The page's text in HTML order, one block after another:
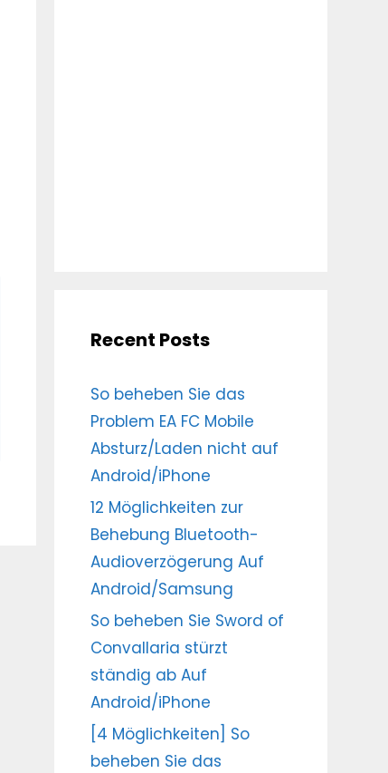
Recent Posts
So beheben Sie das
Problem EA FC Mobile
Absturz/Laden nicht auf
Android/iPhone
12 Möglichkeiten zur
Behebung Bluetooth-
Audioverzögerung Auf
Android/Samsung
So beheben Sie Sword of
Convallaria stürzt
ständig ab Auf
Android/iPhone
[4 Möglichkeiten] So
beheben Sie das